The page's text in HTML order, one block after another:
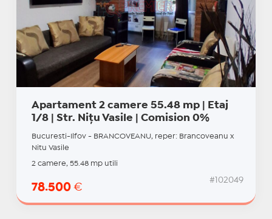
Apartament 2 camere 55.48 mp | Etaj
1/8 | Str. Nițu Vasile | Comision 0%
Bucuresti-Ilfov - BRANCOVEANU, reper: Brancoveanu x
Nitu Vasile
2 camere, 55.48 mp utili
78.500 €
#102049